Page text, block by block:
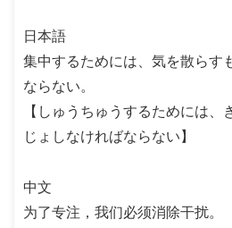
日本語
集中するためには、気を散らす
ならない。
【しゅうちゅうするためには、
じょしなければならない】
中文
为了专注，我们必须消除干扰。